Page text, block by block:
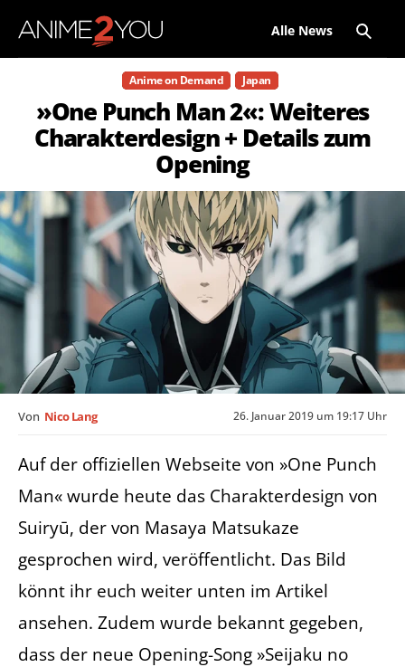
Alle News
Anime on Demand Japan
»One Punch Man 2«: Weiteres
Charakterdesign + Details zum
Opening
26. Januar 2019 um 19:17 Uhr
Von Nico Lang
Auf der offiziellen Webseite von »One Punch
Man« wurde heute das Charakterdesign von
Suiryū, der von Masaya Matsukaze
gesprochen wird, veröffentlicht. Das Bild
könnt ihr euch weiter unten im Artikel
ansehen. Zudem wurde bekannt gegeben,
dass der neue Opening-Song »Seijaku no